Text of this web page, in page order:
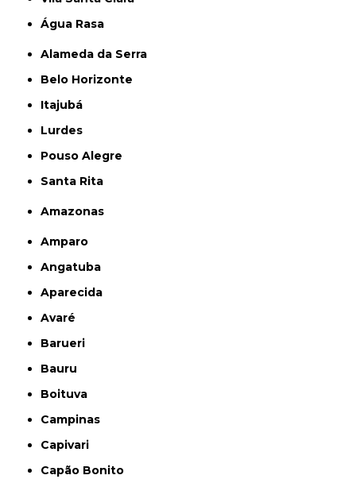
Água Rasa
Alameda da Serra
Belo Horizonte
Itajubá
Lurdes
Pouso Alegre
Santa Rita
Amazonas
Amparo
Angatuba
Aparecida
Avaré
Barueri
Bauru
Boituva
Campinas
Capivari
Capão Bonito